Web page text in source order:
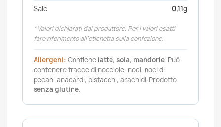
Sale
0,11g
* Valori dichiarati dal produttore. Per i valori esatti
fare riferimento all’etichetta sulla confezione.
Allergeni: Contiene latte, soia, mandorle. Può
contenere tracce di nocciole, noci, noci di
pecan, anacardi, pistacchi, arachidi. Prodotto
senza glutine.